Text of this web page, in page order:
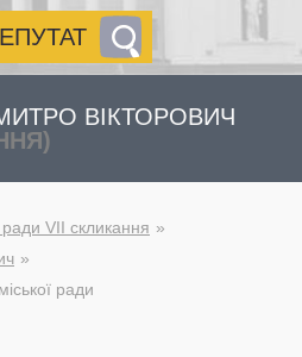
ВІКТОРОВИЧ
ради VII скликання
ради